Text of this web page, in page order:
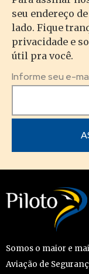
seu endereço
lado. Fique
privacidade e
útil pra você.
Informe seu e-
Somos o maior e
Aviação de